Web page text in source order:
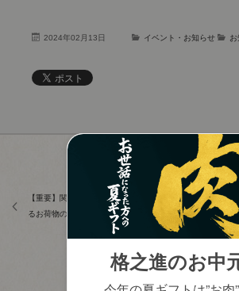
2024年02月13日 イベント・お知らせ
【重要】関東甲信の降雪の影響によ
るお荷物のお届けについて
「超無